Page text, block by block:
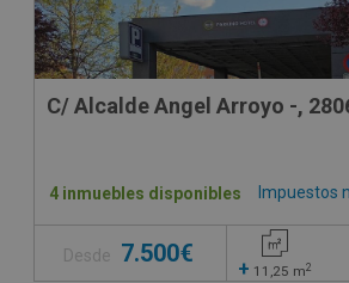
C/ Alcalde Angel Arroyo -,
Impuestos
4 inmuebles disponibles
Desde 7.500€
+ 11,25 m2